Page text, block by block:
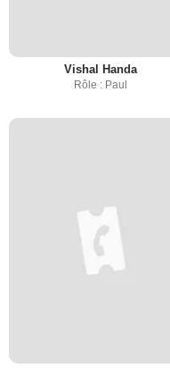
Vishal Handa
Rôle : Paul